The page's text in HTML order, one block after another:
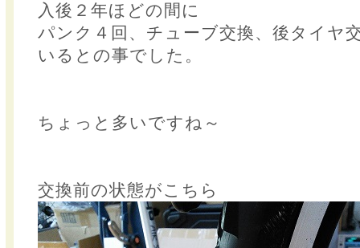
入後２年ほどの間に
パンク４回、チューブ交換、後タイヤ
いるとの事でした。
ちょっと多いですね～
交換前の状態がこちら